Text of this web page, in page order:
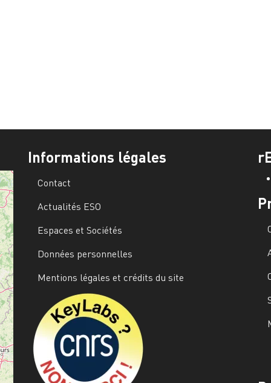
Informations légales
Contact
Actualités ESO
Espaces et Sociétés
Données personnelles
Mentions légales et crédits du site